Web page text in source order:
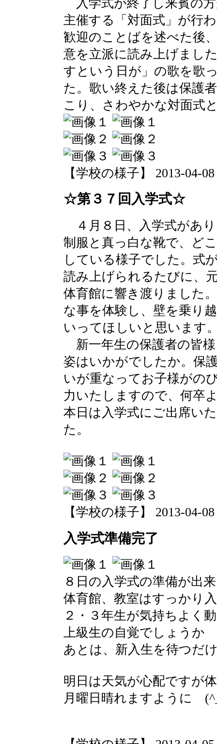
入学式が終了し来賓の
主催する「対面式」が行
歓迎のことばを述べた後
意を立派に読み上げまし
すという日が」の歌を歌
た。歌い終えた後は保護
こり、さわやかな対面式
【学校の様子】 2013-04-
☆第３７回入学式☆
４月８日、入学式があ
制服と真っ白な靴で、ど
している様子でした。式
読み上げられるたびに、
体育館に響き渡りました
な事を体験し、壁を乗り
いってほしいと思います
新一年生の保護者の皆
姿はいかがでしたか。保
いが重なってお子様がの
力いたしますので、何卒
本日は入学式にご出席い
た。
【学校の様子】 2013-04-
入学式準備完了
８日の入学式の準備が出
体育館、教室はすっかり
２・３年生が気持ちよく
上級生の自覚でしょうか
あとは、新入生を待つだ
明日は天気が心配ですが
月曜日晴れますように